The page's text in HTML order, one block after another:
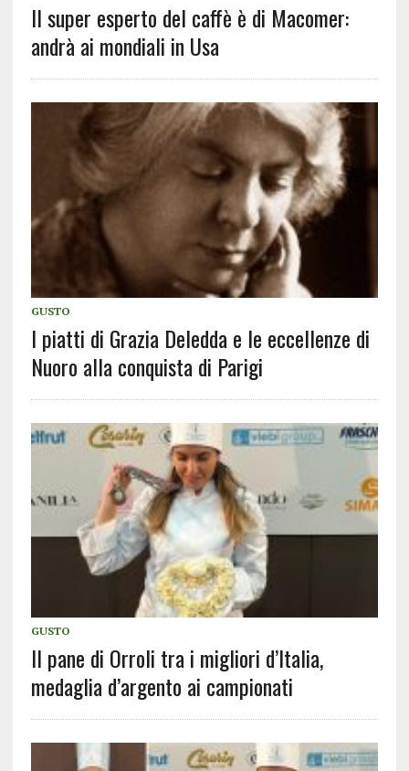
Il super esperto del caffè è di Macomer:
andrà ai mondiali in Usa
GUSTO
I piatti di Grazia Deledda e le eccellenze di
Nuoro alla conquista di Parigi
GUSTO
Il pane di Orroli tra i migliori d’Italia,
medaglia d’argento ai campionati